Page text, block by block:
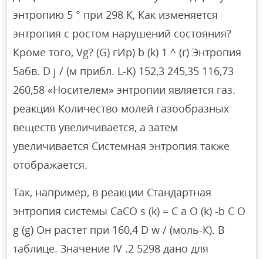
энтропию 5 ° при 298 К, Как изменяется
энтропия с ростом нарушений состояния?
Кроме того, Vg? (G) гИр) b (k) 1 ^ (r) Энтропия
5абв. D j / (м прибл. L-K) 152,3 245,35 116,73
260,58 «Носителем» энтропии является газ.
реакция Количество молей газообразных
веществ увеличивается, а затем
увеличивается Системная энтропия также
отображается.
Так, например, в реакции Стандартная
энтропия системы CaCO s (k) = C a O (k) -b C O
g (g) Он растет при 160,4 D w / (моль-К). В
таблице. Значение IV .2 5298 дано для